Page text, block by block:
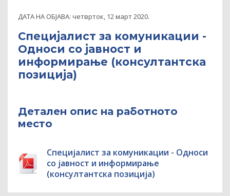
ДАТА НА ОБЈАВА: четврток, 12 март 2020.
Специјалист за комуникации -
Односи со јавност и
информирање (консултантскa
позициja)
Детален опис на работното
место
Специјалист за комуникации - Односи
со јавност и информирање
(консултантскa позициja)